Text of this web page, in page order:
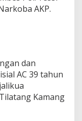
AKP.
dan
AC 39 tahun
Kamang